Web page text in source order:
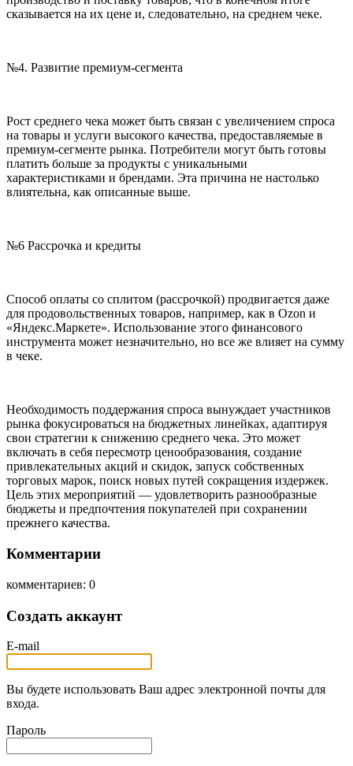
сказывается на их цене и, следовательно, на среднем чеке.
№4. Развитие премиум-сегмента
Рост среднего чека может быть связан с увеличением спроса
на товары и услуги высокого качества, предоставляемые в
премиум-сегменте рынка. Потребители могут быть готовы
платить больше за продукты с уникальными
характеристиками и брендами. Эта причина не настолько
влиятельна, как описанные выше.
№6 Рассрочка и кредиты
Способ оплаты со сплитом (рассрочкой) продвигается даже
для продовольственных товаров, например, как в Ozon и
«Яндекс.Маркете». Использование этого финансового
инструмента может незначительно, но все же влияет на сумму
в чеке.
Необходимость поддержания спроса вынуждает участников
рынка фокусироваться на бюджетных линейках, адаптируя
свои стратегии к снижению среднего чека. Это может
включать в себя пересмотр ценообразования, создание
привлекательных акций и скидок, запуск собственных
торговых марок, поиск новых путей сокращения издержек.
Цель этих мероприятий — удовлетворить разнообразные
бюджеты и предпочтения покупателей при сохранении
прежнего качества.
Комментарии
комментариев: 0
Создать аккаунт
E-mail
Вы будете использовать Ваш адрес электронной почты для
входа.
Пароль